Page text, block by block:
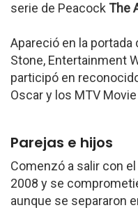
serie de Peacock The
Apareció en la
Stone, Entertainment
participó en
Oscar y los MTV
Parejas e hijos
Comenzó a salir con
2008 y se
aunque se separaron